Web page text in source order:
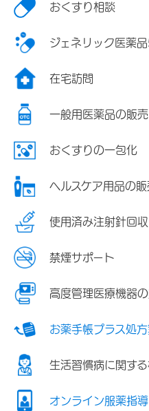
おくすり相談
ジェネリック医薬
在宅訪問
一般用医薬品の販売
おくすりの一包化
ヘルスケア用品の販
使用済み注射針回収
禁煙サポート
高度管理医療機器
お薬手帳プラス処
生活習慣病に関す
オンライン服薬指導